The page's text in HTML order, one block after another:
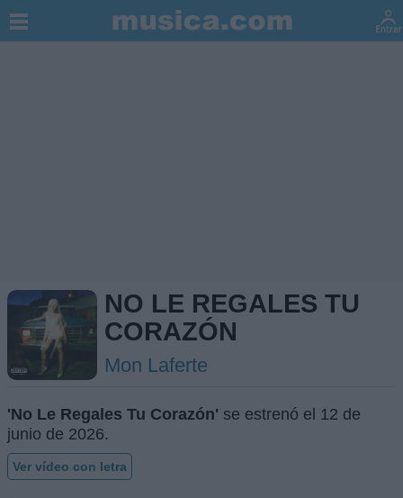
NO LE REGALES TU
CORAZÓN
Mon Laferte
'No Le Regales Tu Corazón' se estrenó el 12 de
junio de 2026.
Ver vídeo con letra